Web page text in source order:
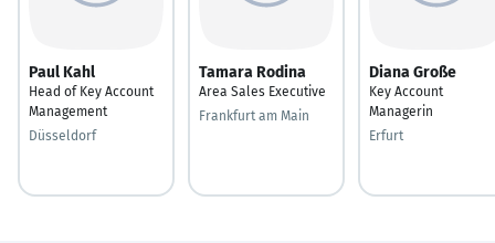
Paul Kahl
Head of Key Account
Management
Düsseldorf
Tamara Rodina
Area Sales Executive
Frankfurt am Main
Diana Große
Key Account
Managerin
Erfurt